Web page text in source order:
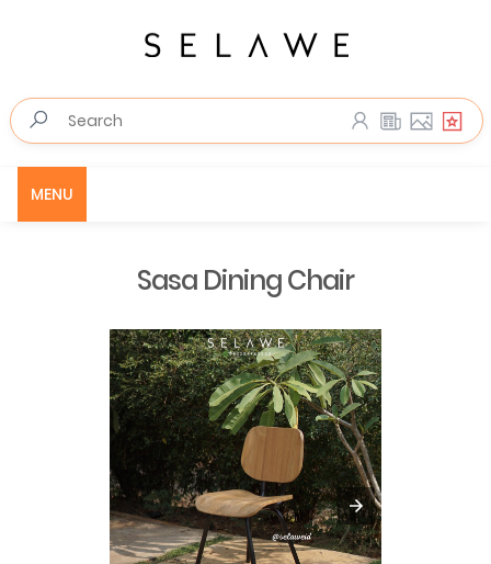
MENU
Sasa Dining Chair